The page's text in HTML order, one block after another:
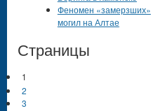
Феномен «замерзших»
могил на Алтае
Страницы
1
2
3